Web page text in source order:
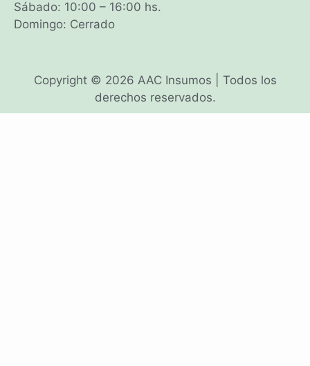
Sábado: 10:00 – 16:00 hs.
Domingo: Cerrado
Copyright © 2026 AAC Insumos | Todos los
derechos reservados.